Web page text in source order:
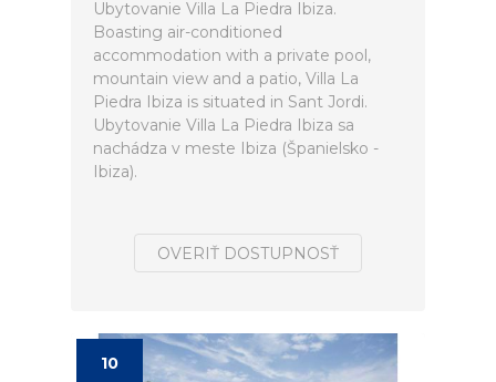
Ubytovanie Villa La Piedra Ibiza.
Boasting air-conditioned
accommodation with a private pool,
mountain view and a patio, Villa La
Piedra Ibiza is situated in Sant Jordi.
Ubytovanie Villa La Piedra Ibiza sa
nachádza v meste Ibiza (Španielsko -
Ibiza).
OVERIŤ DOSTUPNOSŤ
10